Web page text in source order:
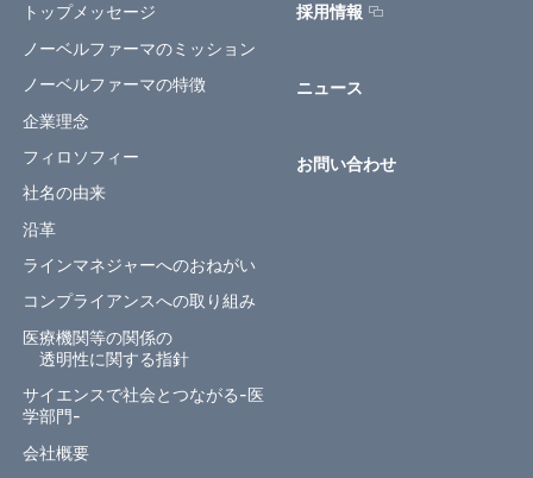
トップメッセージ
ノーベルファーマのミッション
ノーベルファーマの特徴
企業理念
フィロソフィー
社名の由来
沿革
ラインマネジャーへのおねがい
コンプライアンスへの取り組み
医療機関等の関係の
透明性に関する指針
サイエンスで社会とつながる-医
学部門-
会社概要
採用情報
ニュース
お問い合わせ